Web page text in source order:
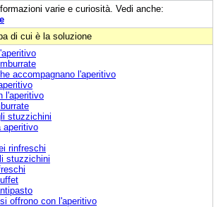
varie e curiosità. Vedi anche:
di cui è la soluzione
accompagnano l'aperitivo
l'aperitivo
stuzzichini
aperitivo
rinfreschi
stuzzichini
offrono con l'aperitivo